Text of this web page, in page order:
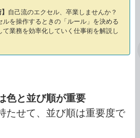
自己流のエクセル、卒業しませんか？
ルを操作するときの「ルール」を決める
て業務を効率化していく仕事術を解説し
色と並び順が重要
たせて、並び順は重要度で